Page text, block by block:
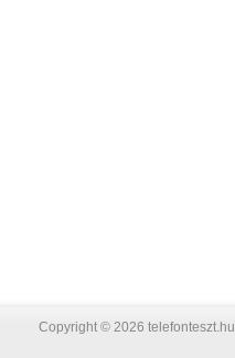
Copyright © 2026 telefonteszt.hu